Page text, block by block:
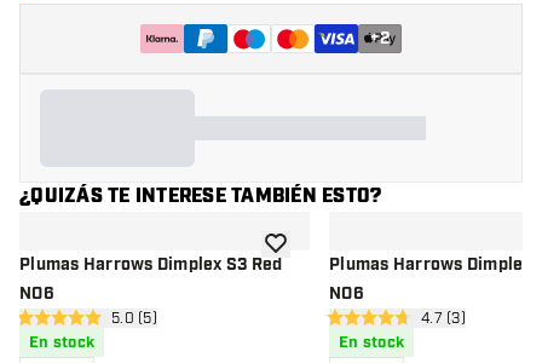
+2
¿QUIZÁS TE INTERESE TAMBIÉN ESTO?
Plumas Harrows Dimplex S3 Red
NO6
abrir panel de reseñas
5 estrellas de puntuación
5.0 (5)
En stock
añadir a la lista de deseos
Plumas Harrows Dimplex
NO6
abrir panel de
4.7 estrellas de puntuación
4.7 (3)
En stock